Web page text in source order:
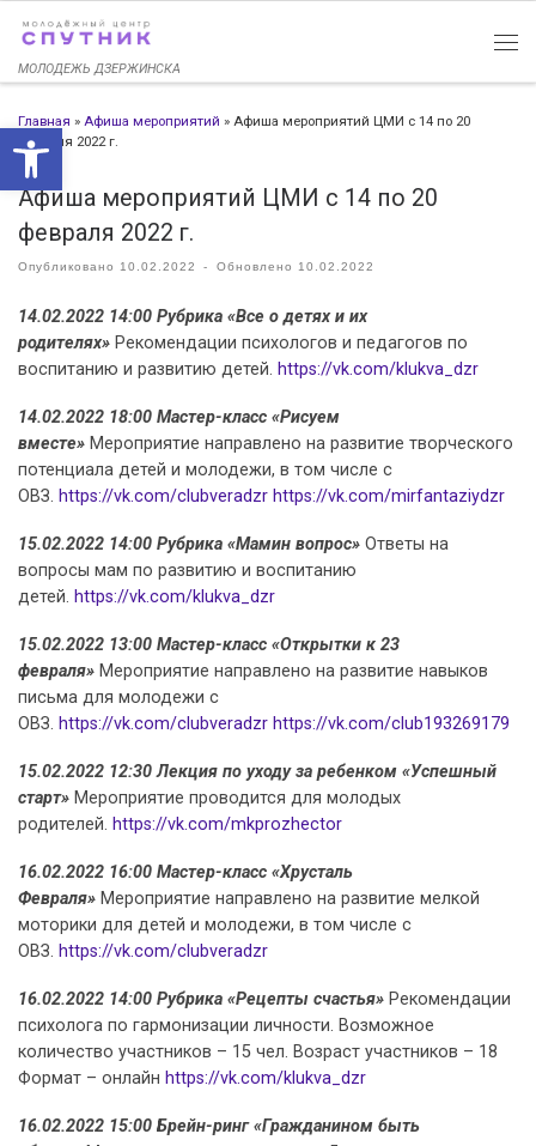
Открыть панель
Перейти к содержимому
МОЛОДЕЖЬ ДЗЕРЖИНСКА
Главная » Афиша мероприятий » Афиша мероприятий ЦМИ с 14 по 20
февраля 2022 г.
Афиша мероприятий ЦМИ с 14 по 20
февраля 2022 г.
Опубликовано 10.02.2022 - Обновлено 10.02.2022
14.02.2022 14:00 Рубрика «Все о детях и их
родителях» Рекомендации психологов и педагогов по
воспитанию и развитию детей. https://vk.com/klukva_dzr
14.02.2022 18:00 Мастер-класс «Рисуем
вместе» Мероприятие направлено на развитие творческого
потенциала детей и молодежи, в том числе с
ОВЗ. https://vk.com/clubveradzr https://vk.com/mirfantaziydzr
15.02.2022 14:00 Рубрика «Мамин вопрос» Ответы на
вопросы мам по развитию и воспитанию
детей. https://vk.com/klukva_dzr
15.02.2022 13:00 Мастер-класс «Открытки к 23
февраля» Мероприятие направлено на развитие навыков
письма для молодежи с
ОВЗ. https://vk.com/clubveradzr https://vk.com/club193269179
15.02.2022 12:30 Лекция по уходу за ребенком «Успешный
старт» Мероприятие проводится для молодых
родителей. https://vk.com/mkprozhector
16.02.2022 16:00 Мастер-класс «Хрусталь
Февраля» Мероприятие направлено на развитие мелкой
моторики для детей и молодежи, в том числе с
ОВЗ. https://vk.com/clubveradzr
16.02.2022 14:00 Рубрика «Рецепты счастья» Рекомендации
психолога по гармонизации личности. Возможное
количество участников – 15 чел. Возраст участников – 18
Формат – онлайн https://vk.com/klukva_dzr
16.02.2022 15:00 Брейн-ринг «Гражданином быть